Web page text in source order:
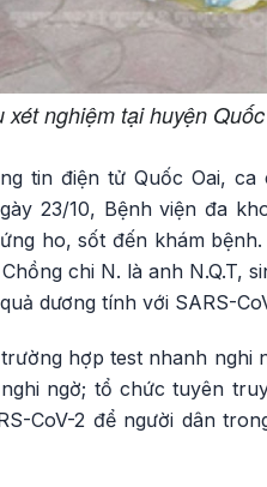
xét nghiệm tại huyện
tin điện tử Quốc Oai,
23/10, Bệnh viện đa
ho, sốt đến khám
chi N. là anh N.Q.T,
dương tính với SARS-
hợp test nhanh nghi
ngờ; tổ chức tuyên
CoV-2 để người dân